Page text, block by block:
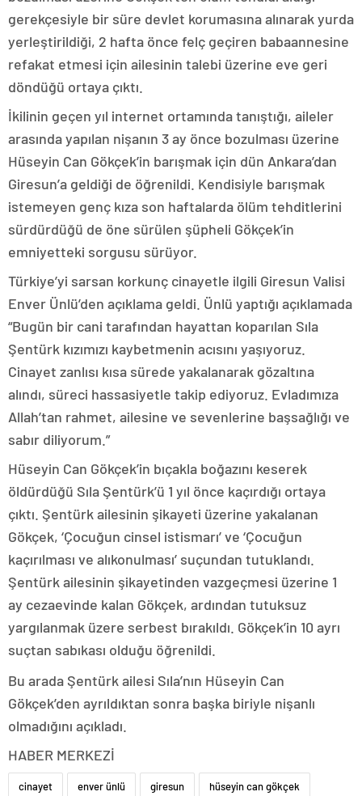
gerekçesiyle bir süre devlet korumasına alınarak yurda
yerleştirildiği, 2 hafta önce felç geçiren babaannesine
refakat etmesi için ailesinin talebi üzerine eve geri
döndüğü ortaya çıktı.
İkilinin geçen yıl internet ortamında tanıştığı, aileler
arasında yapılan nişanın 3 ay önce bozulması üzerine
Hüseyin Can Gökçek’in barışmak için dün Ankara’dan
Giresun’a geldiği de öğrenildi. Kendisiyle barışmak
istemeyen genç kıza son haftalarda ölüm tehditlerini
sürdürdüğü de öne sürülen şüpheli Gökçek’in
emniyetteki sorgusu sürüyor.
Türkiye’yi sarsan korkunç cinayetle ilgili Giresun Valisi
Enver Ünlü’den açıklama geldi. Ünlü yaptığı açıklamada
“Bugün bir cani tarafından hayattan koparılan Sıla
Şentürk kızımızı kaybetmenin acısını yaşıyoruz.
Cinayet zanlısı kısa sürede yakalanarak gözaltına
alındı, süreci hassasiyetle takip ediyoruz. Evladımıza
Allah’tan rahmet, ailesine ve sevenlerine başsağlığı ve
sabır diliyorum.”
Hüseyin Can Gökçek’in bıçakla boğazını keserek
öldürdüğü Sıla Şentürk’ü 1 yıl önce kaçırdığı ortaya
çıktı. Şentürk ailesinin şikayeti üzerine yakalanan
Gökçek, ‘Çocuğun cinsel istismarı’ ve ‘Çocuğun
kaçırılması ve alıkonulması’ suçundan tutuklandı.
Şentürk ailesinin şikayetinden vazgeçmesi üzerine 1
ay cezaevinde kalan Gökçek, ardından tutuksuz
yargılanmak üzere serbest bırakıldı. Gökçek’in 10 ayrı
suçtan sabıkası olduğu öğrenildi.
Bu arada Şentürk ailesi Sıla’nın Hüseyin Can
Gökçek’den ayrıldıktan sonra başka biriyle nişanlı
olmadığını açıkladı.
HABER MERKEZİ
cinayet enver ünlü giresun hüseyin can gökçek